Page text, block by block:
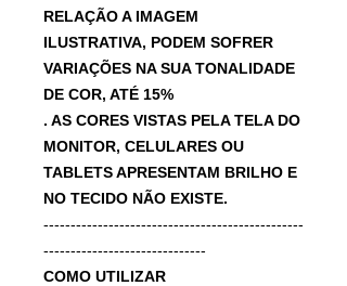
RELAÇÃO A IMAGEM
ILUSTRATIVA, PODEM SOFRER
VARIAÇÕES NA SUA TONALIDADE
DE COR, ATÉ 15%
. AS CORES VISTAS PELA TELA DO
MONITOR, CELULARES OU
TABLETS APRESENTAM BRILHO E
NO TECIDO NÃO EXISTE.
------------------------------------------------
------------------------------
COMO UTILIZAR